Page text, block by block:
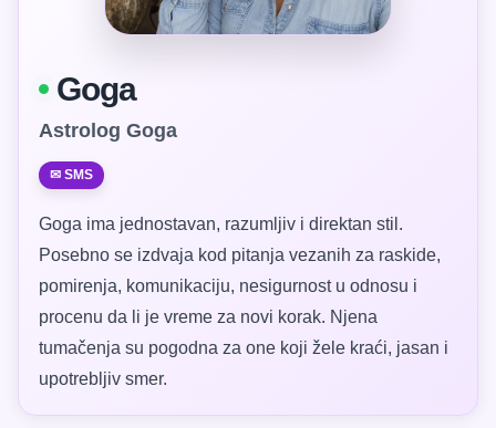
Goga
Astrolog Goga
✉ SMS
Goga ima jednostavan, razumljiv i direktan stil.
Posebno se izdvaja kod pitanja vezanih za raskide,
pomirenja, komunikaciju, nesigurnost u odnosu i
procenu da li je vreme za novi korak. Njena
tumačenja su pogodna za one koji žele kraći, jasan i
upotrebljiv smer.